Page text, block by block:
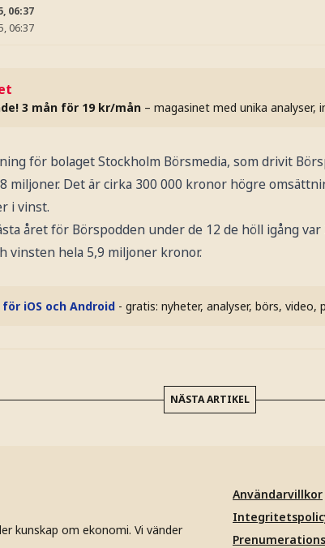
06:37
06:37
3 mån för 19 kr/mån – magasinet med unika analyser,
för bolaget Stockholm Börsmedia, som drivit
miljoner. Det är cirka 300 000 kronor högre
i vinst.
året för Börspodden under de 12 de höll igång
vinsten hela 5,9 miljoner kronor.
för iOS och Android - gratis: nyheter, analyser, börs, video,
NÄSTA ARTIKEL
kunskap om ekonomi. Vi vänder
Användarvillkor